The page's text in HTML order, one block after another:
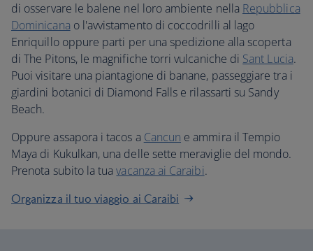
di osservare le balene nel loro ambiente nella Repubblica
Dominicana o l'avvistamento di coccodrilli al lago
Enriquillo oppure parti per una spedizione alla scoperta
di The Pitons, le magnifiche torri vulcaniche di Sant Lucia.
Puoi visitare una piantagione di banane, passeggiare tra i
giardini botanici di Diamond Falls e rilassarti su Sandy
Beach.
Oppure assapora i tacos a Cancun e ammira il Tempio
Maya di Kukulkan, una delle sette meraviglie del mondo.
Prenota subito la tuavacanza ai Caraibi.
Organizza il tuo viaggio ai Caraibi